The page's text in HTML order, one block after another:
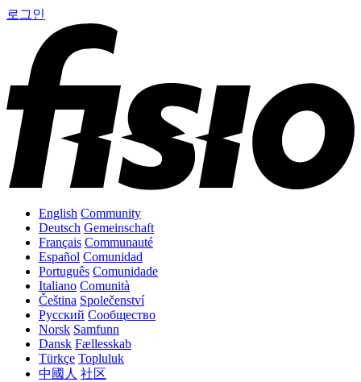
로그인
English Community
Deutsch Gemeinschaft
Français Communauté
Español Comunidad
Português Comunidade
Italiano Comunità
Čeština Společenství
Русский Сообщество
Norsk Samfunn
Dansk Fællesskab
Türkçe Topluluk
中國人 社区